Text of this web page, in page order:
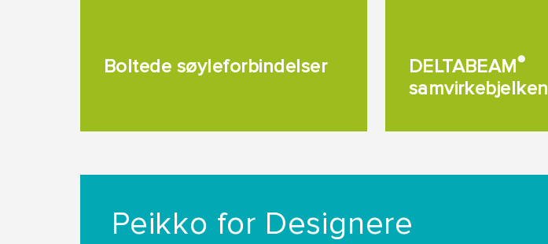
Boltede søyleforbindelser DELTABEAM®
samvirkebjelken
Peikko for Designere